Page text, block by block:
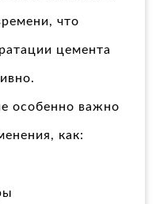
что
цемента
особенно важно
как: